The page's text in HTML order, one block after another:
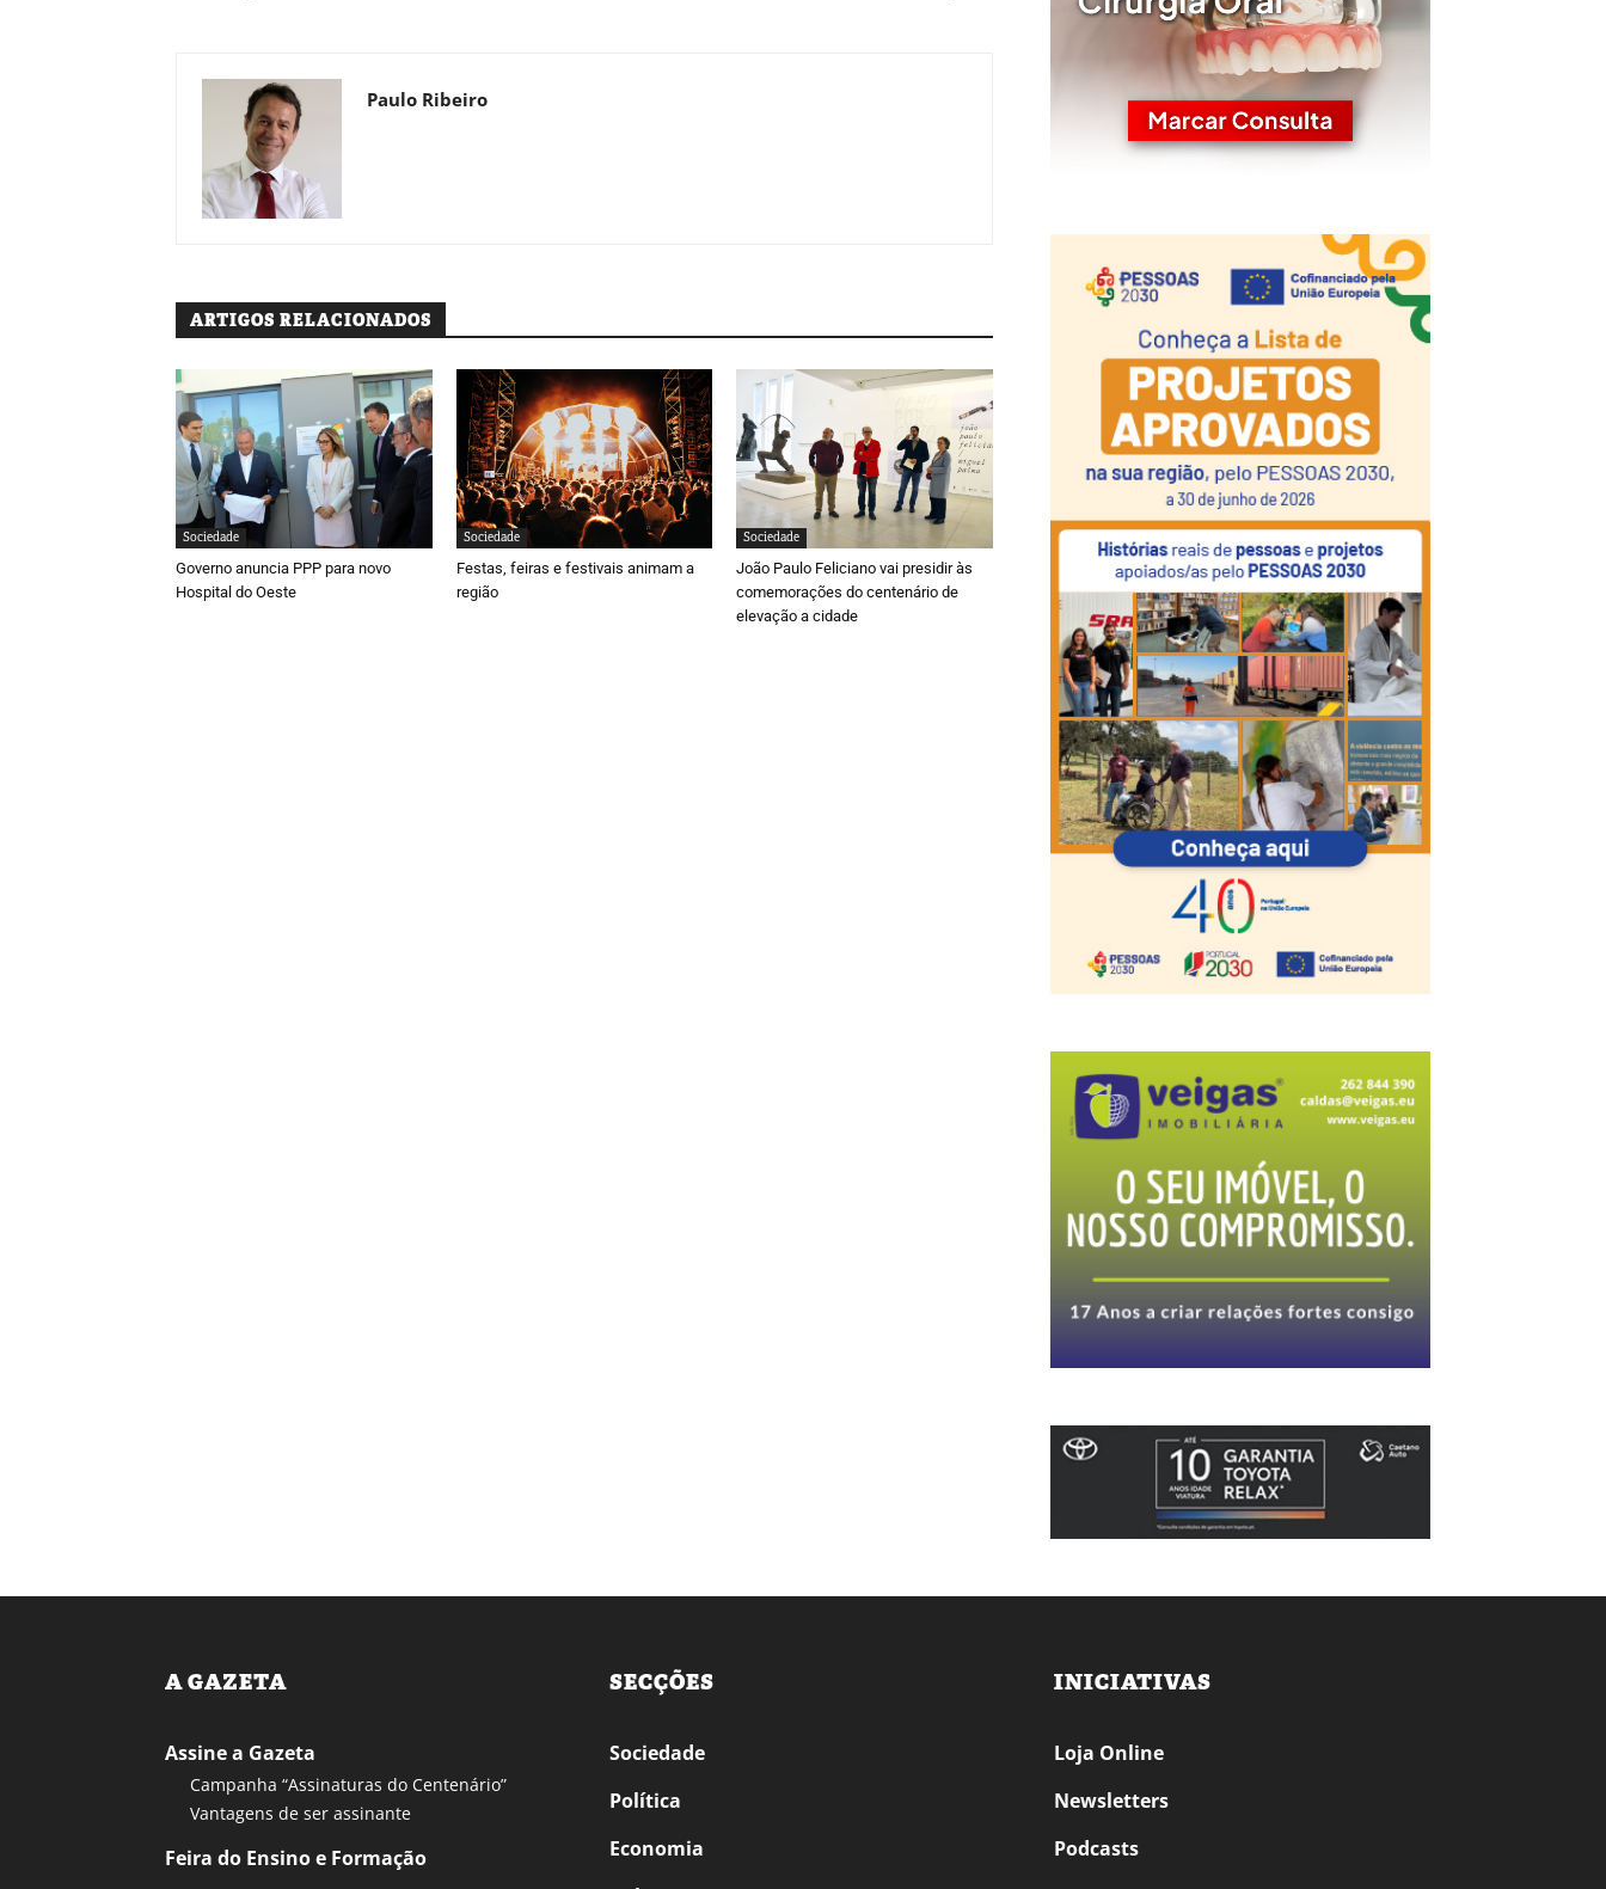
Paulo Ribeiro
ARTIGOS RELACIONADOS
Sociedade
Governo anuncia PPP para novo
Hospital do Oeste
Sociedade
Festas, feiras e festivais animam a
região
Sociedade
João Paulo Feliciano vai presidir às
comemorações do centenário de
elevação a cidade
A GAZETA
Assine a Gazeta
Campanha “Assinaturas do Centenário”
Vantagens de ser assinante
Feira do Ensino e Formação
SECÇÕES
Sociedade
Política
Economia
INICIATIVAS
Loja Online
Newsletters
Podcasts